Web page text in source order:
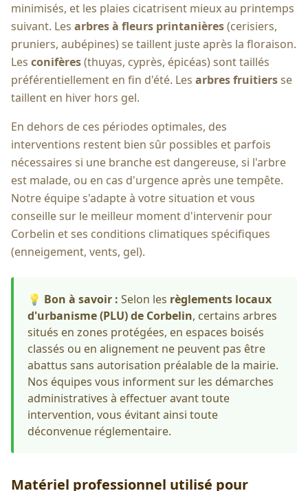
minimisés, et les plaies cicatrisent mieux au printemps
suivant. Les arbres à fleurs printanières(cerisiers,
pruniers, aubépines) se taillent juste après la floraison.
Les conifères(thuyas, cyprès, épicéas) sont taillés
préférentiellement en fin d'été. Les arbres fruitiersse
taillent en hiver hors gel.
En dehors de ces périodes optimales, des
interventions restent bien sûr possibles et parfois
nécessaires si une branche est dangereuse, si l'arbre
est malade, ou en cas d'urgence après une tempête.
Notre équipe s'adapte à votre situation et vous
conseille sur le meilleur moment d'intervenir pour
Corbelin et ses conditions climatiques spécifiques
(enneigement, vents, gel).
💡 Bon à savoir : Selon les règlements locaux
d'urbanisme (PLU) de Corbelin, certains arbres
situés en zones protégées, en espaces boisés
classés ou en alignement ne peuvent pas être
abattus sans autorisation préalable de la mairie.
Nos équipes vous informent sur les démarches
administratives à effectuer avant toute
intervention, vous évitant ainsi toute
déconvenue réglementaire.
Matériel professionnel utilisé pour